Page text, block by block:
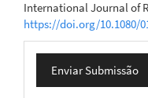
International Journal of
https://doi.org/10.1080/
Enviar
Submissão
Enviar Submissão